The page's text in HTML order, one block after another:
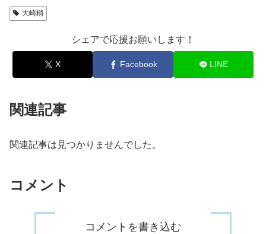
大崎梢
シェアで応援お願いします！
X Facebook LINE
関連記事
関連記事は見つかりませんでした。
コメント
コメントを書き込む